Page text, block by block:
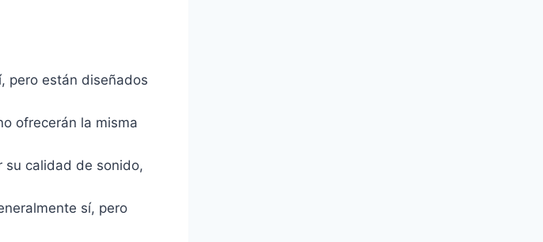
pero están diseñados
ofrecerán la misma
su calidad de sonido,
sí, pero